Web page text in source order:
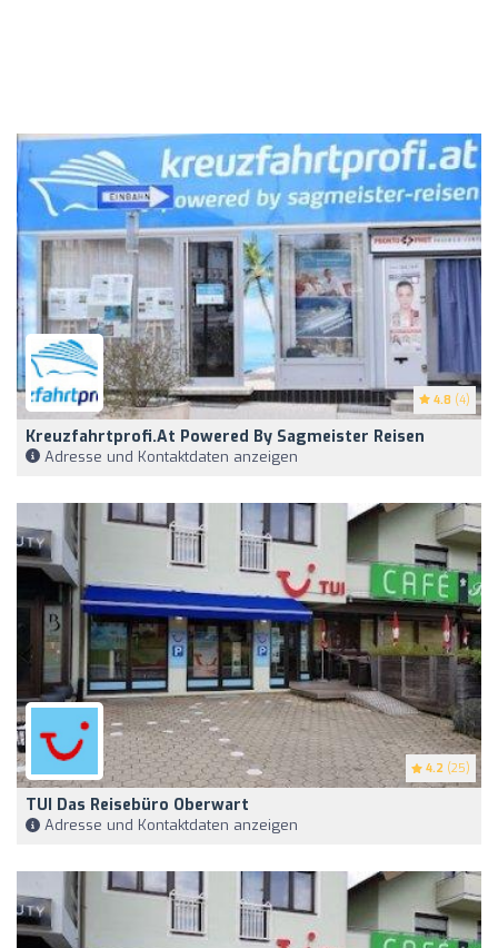
4.8 (4)
Kreuzfahrtprofi.at Powered By Sagmeister Reisen
Adresse und Kontaktdaten anzeigen
4.2 (25)
TUI Das Reisebüro Oberwart
Adresse und Kontaktdaten anzeigen